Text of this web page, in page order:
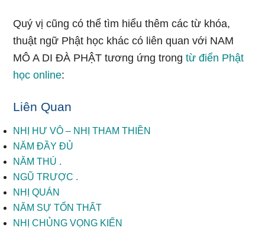
Quý vị cũng có thể tìm hiểu thêm các từ khóa,
thuật ngữ Phật học khác có liên quan với NAM
MÔ A DI ĐÀ PHẬT tương ứng trongtừ điển Phật
học online:
Liên Quan
NHỊ HƯ VÔ – NHỊ THAM THIỀN
NĂM ĐẦY ĐỦ
NĂM THÚ .
NGŨ TRƯỢC .
NHỊ QUÁN
NĂM SỰ TỔN THẤT
NHỊ CHỦNG VỌNG KIẾN